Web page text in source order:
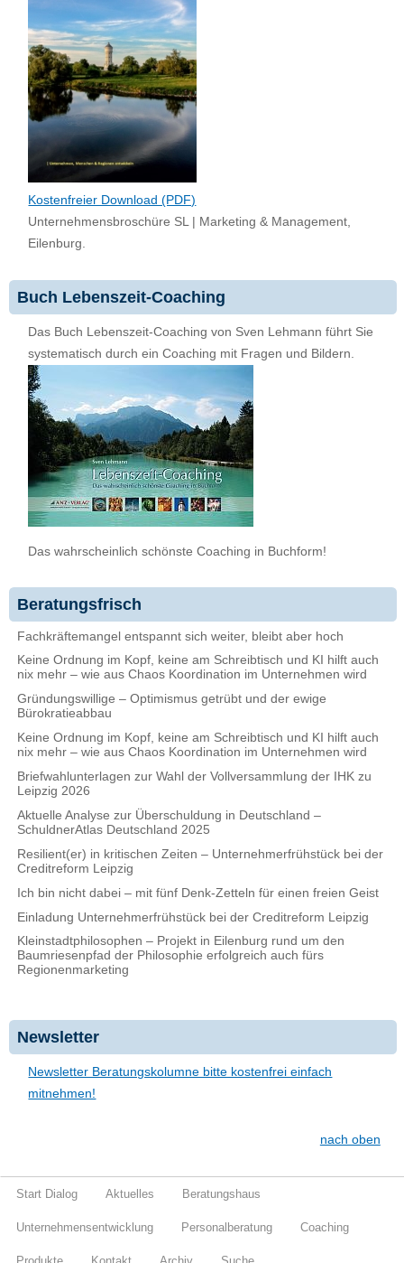
Kostenfreier Download (PDF)
Unternehmensbroschüre SL | Marketing & Management,
Eilenburg.
Buch Lebenszeit-Coaching
Das Buch Lebenszeit-Coaching von Sven Lehmann führt Sie
systematisch durch ein Coaching mit Fragen und Bildern.
Das wahrscheinlich schönste Coaching in Buchform!
Beratungsfrisch
Fachkräftemangel entspannt sich weiter, bleibt aber hoch
Keine Ordnung im Kopf, keine am Schreibtisch und KI hilft auch
nix mehr – wie aus Chaos Koordination im Unternehmen wird
Gründungswillige – Optimismus getrübt und der ewige
Bürokratieabbau
Keine Ordnung im Kopf, keine am Schreibtisch und KI hilft auch
nix mehr – wie aus Chaos Koordination im Unternehmen wird
Briefwahlunterlagen zur Wahl der Vollversammlung der IHK zu
Leipzig 2026
Aktuelle Analyse zur Überschuldung in Deutschland –
SchuldnerAtlas Deutschland 2025
Resilient(er) in kritischen Zeiten – Unternehmerfrühstück bei der
Creditreform Leipzig
Ich bin nicht dabei – mit fünf Denk-Zetteln für einen freien Geist
Einladung Unternehmerfrühstück bei der Creditreform Leipzig
Kleinstadtphilosophen – Projekt in Eilenburg rund um den
Baumriesenpfad der Philosophie erfolgreich auch fürs
Regionenmarketing
Newsletter
Newsletter Beratungskolumne bitte kostenfrei einfach
mitnehmen!
nach oben
Start Dialog Aktuelles Beratungshaus
Unternehmensentwicklung Personalberatung Coaching